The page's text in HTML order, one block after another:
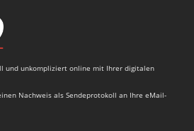
und unkompliziert online mit Ihrer digitalen
Nachweis als Sendeprotokoll an Ihre eMail-